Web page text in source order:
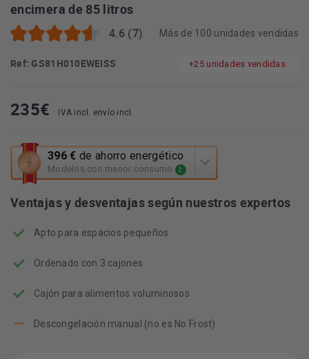
encimera de 85 litros
4.6 (7) Más de 100 unidades vendidas
Ref: GS81H010EWEISS +25 unidades vendidas
235€ IVA incl. envío incl.
396 € de ahorro energético
Modelos con menor consumo 2
Esta
acción
abrirá
herramienta
ahorro
Youreko.
Ventajas y desventajas según nuestros expertos
Apto para espacios pequeños
Ordenado con 3 cajones
Cajón para alimentos voluminosos
Descongelación manual (no es No Frost)